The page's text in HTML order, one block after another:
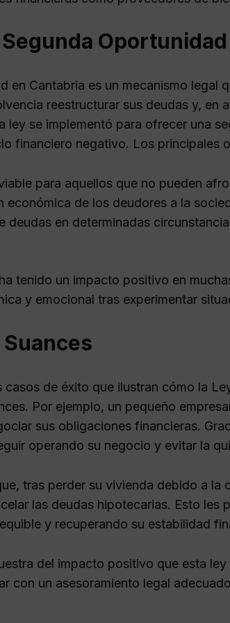
en Cantabria es un mecanismo legal
reestructurar sus deudas y, en
ley se implementó para ofrecer una
financiero negativo. Los principales
para aquellos que no pueden
económica de los deudores a la
deudas en determinadas
tenido un impacto positivo en
y emocional tras experimentar
de éxito que ilustran cómo la
Por ejemplo, un pequeño
sus obligaciones financieras.
operando su negocio y evitar la
tras perder su vivienda debido a la
las deudas hipotecarias. Esto les
y recuperando su estabilidad
del impacto positivo que esta
con un asesoramiento legal